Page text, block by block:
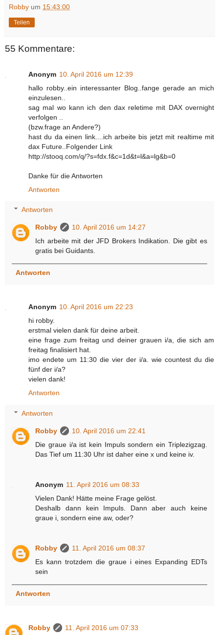
Robby um 15:43:00
Teilen
55 Kommentare:
Anonym 10. April 2016 um 12:39
hallo robby..ein interessanter Blog..fange gerade an mich
einzulesen..
sag mal wo kann ich den dax reletime mit DAX overnight
verfolgen ..
(bzw.frage an Andere?)
hast du da einen link....ich arbeite bis jetzt mit realtime mit
dax Future..Folgender Link
http://stooq.com/q/?s=fdx.f&c=1d&t=l&a=lg&b=0
Danke für die Antworten
Antworten
Antworten
Robby
10. April 2016 um 14:27
Ich arbeite mit der JFD Brokers Indikation. Die gibt es
gratis bei Guidants.
Antworten
Anonym 10. April 2016 um 22:23
hi robby.
erstmal vielen dank für deine arbeit.
eine frage zum freitag und deiner grauen i/a, die sich am
freitag finalisiert hat.
imo endete um 11:30 die vier der i/a. wie countest du die
fünf der i/a?
vielen dank!
Antworten
Antworten
Robby
10. April 2016 um 22:41
Die graue i/a ist kein Impuls sondern ein Triplezigzag.
Das Tief um 11:30 Uhr ist daher eine x und keine iv.
Anonym 11. April 2016 um 08:33
Vielen Dank! Hätte meine Frage gelöst.
Deshalb dann kein Impuls. Dann aber auch keine
graue i, sondern eine aw, oder?
Robby
11. April 2016 um 08:37
Es kann trotzdem die graue i eines Expanding EDTs
sein
Antworten
Robby
11. April 2016 um 07:33